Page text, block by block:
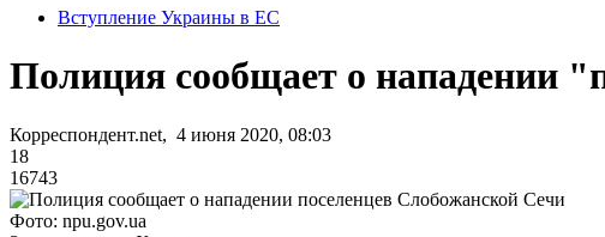
Вступление Украины в ЕС
Полиция сообщает о нападении
Корреспондент.net, 4 июня 2020, 08:03
18
16743
Фото: npu.gov.ua